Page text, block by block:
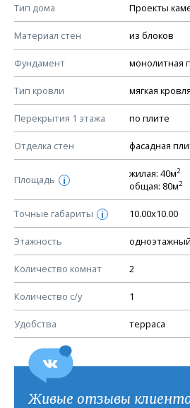
Тип дома Проекты
Материал стен из блоков
Фундамент монолитная
Тип кровли мягкая кровля
Перекрытия 1 этажа по плите
Отделка стен фасадная
Площадь i
жилая: 40м2
общая: 80м2
Точные габариты i 10.00х10.00
Этажность одноэтажный
Количество комнат 2
Количество с/у 1
Удобства терраса
Смотрите советы по выбору
КОНСТРУКТИВНЫЕ РЕШЕНИЯ (КР)
Ведомость рабочих чертежей
План фундамента
Устройство фундамента,
Планы перекрытий этажей,
Устройство перекрытий
Устройство стен
Спецификация материалов стен
Схема расположения лаг чердака
Схема расположения элементов
Спецификация элементов
Устройство стропильной
Узлы устройства кровли
План кровли
Живые отзывы